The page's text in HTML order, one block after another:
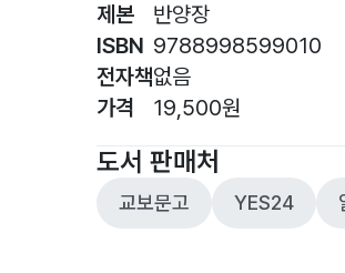
제본
ISBN
전자책
가격
반양장
9788998599010
없음
19,500원
도서 판매처
교보문고 YES24